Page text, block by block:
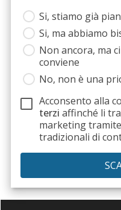
Si, stiamo già
Si, ma abbiamo
Non ancora, ma
conviene
No, non è una
Acconsento alla
terzi affinché li
marketing
tradizionali di